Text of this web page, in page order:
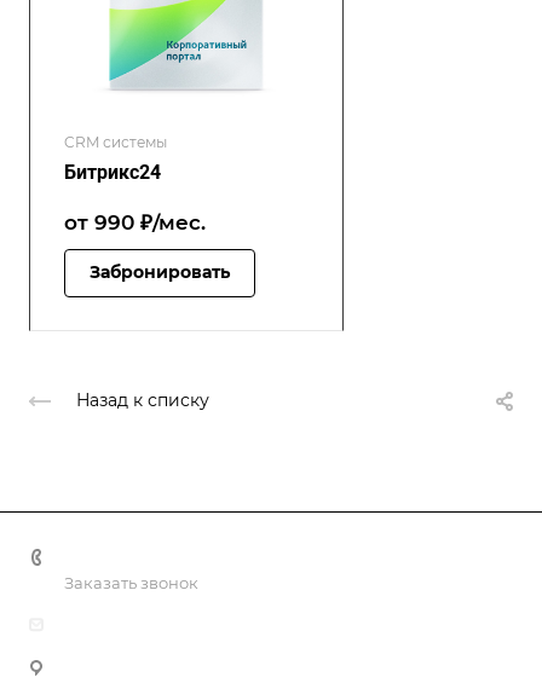
CRM системы
Битрикс24
от 990 ₽/мес.
Забронировать
Назад к списку
Заказать звонок